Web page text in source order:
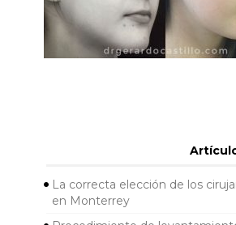
La correcta elección de los
en Monterrey